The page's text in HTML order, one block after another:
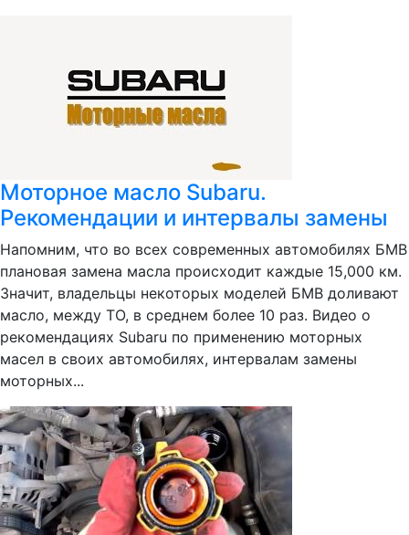
Моторное масло Subaru.
Рекомендации и интервалы замены
Напомним, что во всех современных автомобилях БМВ
плановая замена масла происходит каждые 15,000 км.
Значит, владельцы некоторых моделей БМВ доливают
масло, между ТО, в среднем более 10 раз. Видео о
рекомендациях Subaru по применению моторных
масел в своих автомобилях, интервалам замены
моторных...